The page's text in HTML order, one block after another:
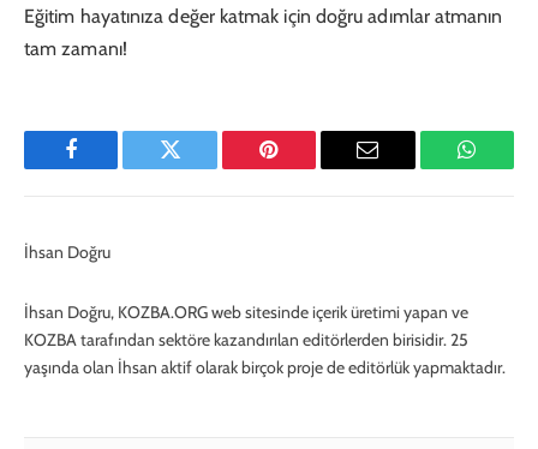
Eğitim hayatınıza değer katmak için doğru adımlar atmanın
tam zamanı!
Facebook Twitter Pinterest
E-
İhsan Doğru
İhsan Doğru, KOZBA.ORG web sitesinde içerik üretimi yapan ve
KOZBA tarafından sektöre kazandırılan editörlerden birisidir. 25
yaşında olan İhsan aktif olarak birçok proje de editörlük yapmaktadır.